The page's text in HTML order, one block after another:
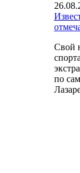
Свой
по